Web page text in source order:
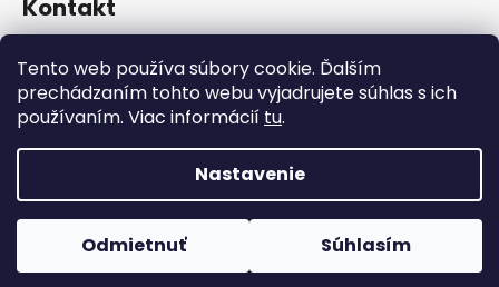
Tento web používa súbory cookie. Ďalším
prechádzaním tohto webu vyjadrujete súhlas s ich
používaním. Viac informácií tu.
Nastavenie
Odmietnuť Súhlasím
Kontakt
@ gmail.com
Lilos na Facebooku
lilos.sk
@lilos.sk
Vytvoril Shoptet
Copyright 2026
. Všetky práva vyhradené.